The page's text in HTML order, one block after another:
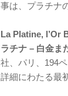
事は、プラチナ
La Platine, l’Or
ラチナ – 白金ま
社、パリ、194
詳細にわたる最